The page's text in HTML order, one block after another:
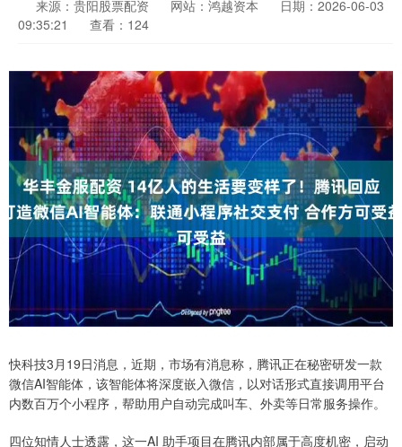
来源：贵阳股票配资 网站：鸿越资本
日期：2026-06-03
09:35:21
查看：124
快科技3月19日消息，近期，市场有消息称，腾讯正在秘密研发一款
微信AI智能体，该智能体将深度嵌入微信，以对话形式直接调用平台
内数百万个小程序，帮助用户自动完成叫车、外卖等日常服务操作。
四位知情人士透露，这一AI 助手项目在腾讯内部属于高度机密，启动